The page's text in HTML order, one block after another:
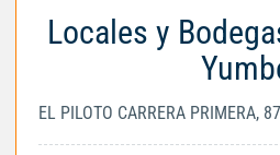
Locales y
EL PILOTO CARRERA PRIMERA,